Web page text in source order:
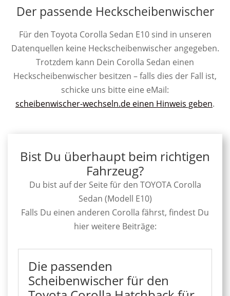
Der passende Heckscheibenwischer
Für den Toyota Corolla Sedan E10 sind in unseren
Datenquellen keine Heckscheibenwischer angegeben.
Trotzdem kann Dein Corolla Sedan einen
Heckscheibenwischer besitzen – falls dies der Fall ist,
schicke uns bitte eine eMail:
scheibenwischer-wechseln.de einen Hinweis geben.
Bist Du überhaupt beim richtigen
Fahrzeug?
Du bist auf der Seite für den TOYOTA Corolla
Sedan (Modell E10)
Falls Du einen anderen Corolla fährst, findest Du
hier weitere Beiträge:
Die passenden
Scheibenwischer für den